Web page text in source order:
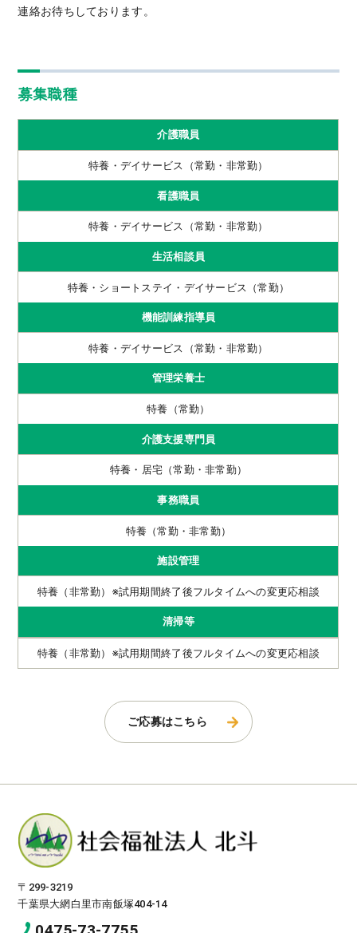
連絡お待ちしております。
募集職種
介護職員
特養・デイサービス（常勤・非常勤）
看護職員
特養・デイサービス（常勤・非常勤）
生活相談員
特養・ショートステイ・デイサービス（常勤）
機能訓練指導員
特養・デイサービス（常勤・非常勤）
管理栄養士
特養（常勤）
介護支援専門員
特養・居宅（常勤・非常勤）
事務職員
特養（常勤・非常勤）
施設管理
特養（非常勤）※試用期間終了後フルタイムへの変更応相談
清掃等
特養（非常勤）※試用期間終了後フルタイムへの変更応相談
ご応募はこちら
〒299-3219
千葉県大網白里市南飯塚404-14